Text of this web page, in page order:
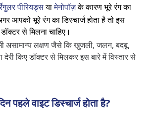
white discharge
कब दिखाएं | When to see a
जाने वाले सवाल
पीरियड्सयामेनोपॉज़के कारण भूरे रंग का
आपको भूरे रंग का डिस्चार्ज होता है तो इस
से मिलना चाहिए।
असामान्य लक्षण जैसे कि खुजली, जलन, बदबू,
देरी किए डॉक्टर से मिलकर इस बारे में विस्तार से
पहले वाइट डिस्चार्ज होता है?